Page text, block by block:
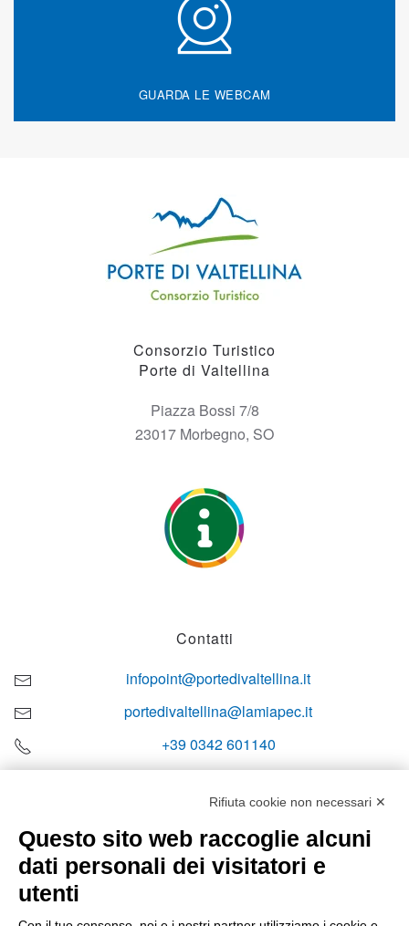
GUARDA LE WEBCAM
Consorzio Turistico
Porte di Valtellina
Piazza Bossi 7/8
23017 Morbegno, SO
Contatti
infopoint@portedivaltellina.it
portedivaltellina@lamiapec.it
+39 0342 601140
Orari di apertura
Rifiuta cookie non necessari ✕
Questo sito web raccoglie alcuni
dati personali dei visitatori e
utenti